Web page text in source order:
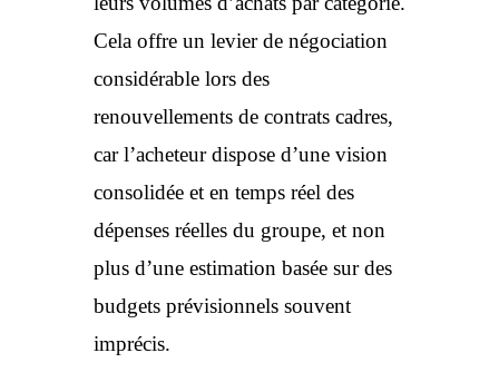
Cela offre un levier de négociation
considérable lors des
renouvellements de contrats cadres,
car l’acheteur dispose d’une vision
consolidée et en temps réel des
dépenses réelles du groupe, et non
plus d’une estimation basée sur des
budgets prévisionnels souvent
imprécis.